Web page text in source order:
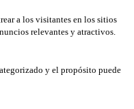
a los visitantes en los sitios
relevantes y atractivos.
y el propósito puede